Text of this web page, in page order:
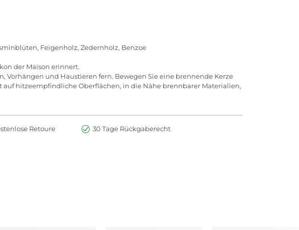
Feigenholz, Zedernholz, Benzoe
der Maison erinnert.
Vorhängen und Haustieren fern. Bewegen Sie eine brennende Kerze
auf hitzeempfindliche Oberflächen, in die Nähe brennbarer Materialien,
Retoure 30 Tage Rückgaberecht